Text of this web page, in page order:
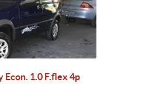
Econ. 1.0 F.flex 4p